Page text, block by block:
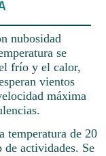
nubosidad
se
frío y el calor,
vientos
máxima
temperatura de 20
actividades. Se